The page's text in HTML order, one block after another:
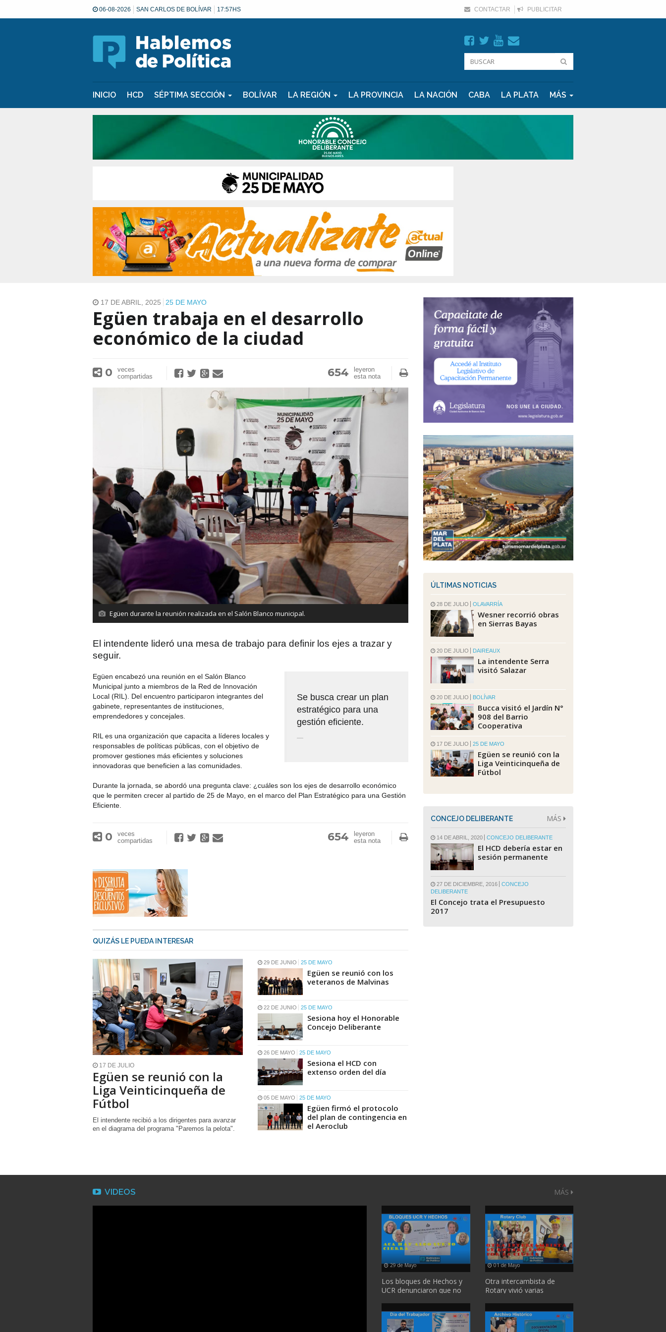
06-08-2026 SAN CARLOS DE BOLÍVAR 17:57HS CONTACTAR PUBLICITAR
INICIO HCD SÉPTIMA SECCIÓN BOLÍVAR LA REGIÓN LA PROVINCIA LA NACIÓN CABA LA PLATA MÁS
17 DE ABRIL, 2025 25 DE MAYO
Egüen trabaja en el desarrollo
económico de la ciudad
0
veces
compartidas
654
leyeron
esta nota
Egüen durante la reunión realizada en el Salón Blanco municipal.
El intendente lideró una mesa de trabajo para definir los ejes a trazar y
seguir.
Se busca crear un plan
estratégico para una
gestión eficiente.
—
Egüen encabezó una reunión en el Salón Blanco
Municipal junto a miembros de la Red de Innovación
Local (RIL). Del encuentro participaron integrantes del
gabinete, representantes de instituciones,
emprendedores y concejales.
RIL es una organización que capacita a líderes locales y
responsables de políticas públicas, con el objetivo de
promover gestiones más eficientes y soluciones
innovadoras que beneficien a las comunidades.
Durante la jornada, se abordó una pregunta clave: ¿cuáles son los ejes de desarrollo económico
que le permiten crecer al partido de 25 de Mayo, en el marco del Plan Estratégico para una Gestión
Eficiente.
0
veces
compartidas
654
leyeron
esta nota
QUIZÁS LE PUEDA INTERESAR
17 DE JULIO
Egüen se reunió con la
Liga Veinticinqueña de
Fútbol
El intendente recibió a los dirigentes para avanzar
en el diagrama del programa "Paremos la pelota".
29 DE JUNIO 25 DE MAYO
Egüen se reunió con los
veteranos de Malvinas
22 DE JUNIO 25 DE MAYO
Sesiona hoy el Honorable
Concejo Deliberante
26 DE MAYO 25 DE MAYO
Sesiona el HCD con
extenso orden del día
05 DE MAYO 25 DE MAYO
Egüen firmó el protocolo
del plan de contingencia en
el Aeroclub
ÚLTIMAS NOTICIAS
28 DE JULIO OLAVARRÍA
Wesner recorrió obras
en Sierras Bayas
20 DE JULIO DAIREAUX
La intendente Serra
visitó Salazar
20 DE JULIO BOLÍVAR
Bucca visitó el Jardín N°
908 del Barrio
Cooperativa
17 DE JULIO 25 DE MAYO
Egüen se reunió con la
Liga Veinticinqueña de
Fútbol
CONCEJO DELIBERANTE MÁS
14 DE ABRIL, 2020 CONCEJO DELIBERANTE
El HCD debería estar en
sesión permanente
27 DE DICIEMBRE, 2016
CONCEJO
DELIBERANTE
El Concejo trata el Presupuesto
2017
VIDEOS MÁS
29 de Mayo
Los bloques de Hechos y
UCR denunciaron que no
01 de Mayo
Otra intercambista de
Rotary vivió varias